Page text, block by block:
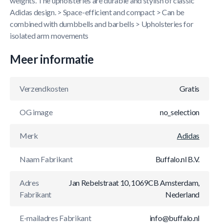
Adidas design. > Space-efficient and compact > Can be
combined with dumbbells and barbells > Upholsteries for
isolated arm movements
Meer informatie
Verzendkosten Gratis
OG image no_selection
Merk Adidas
Naam Fabrikant Buffalo.nl B.V.
Adres
Fabrikant
Jan Rebelstraat 10, 1069CB Amsterdam,
Nederland
E-mailadres Fabrikant info@buffalo.nl